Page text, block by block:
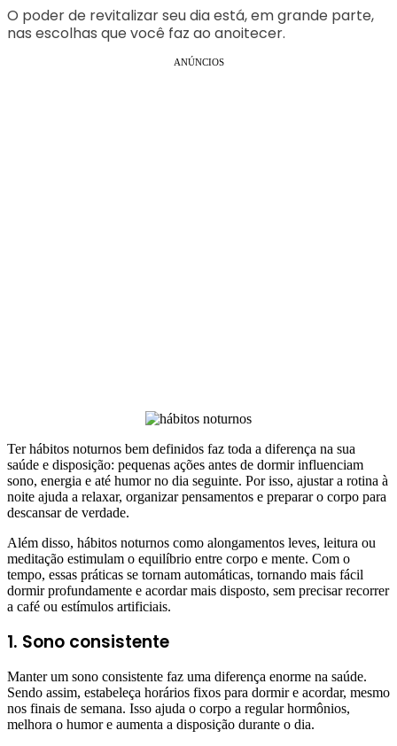
O poder de revitalizar seu dia está, em grande parte,
nas escolhas que você faz ao anoitecer.
ANÚNCIOS
Ter hábitos noturnos bem definidos faz toda a diferença na sua
saúde e disposição: pequenas ações antes de dormir influenciam
sono, energia e até humor no dia seguinte. Por isso, ajustar a rotina à
noite ajuda a relaxar, organizar pensamentos e preparar o corpo para
descansar de verdade.
Além disso, hábitos noturnos como alongamentos leves, leitura ou
meditação estimulam o equilíbrio entre corpo e mente. Com o
tempo, essas práticas se tornam automáticas, tornando mais fácil
dormir profundamente e acordar mais disposto, sem precisar recorrer
a café ou estímulos artificiais.
1. Sono consistente
Manter um sono consistente faz uma diferença enorme na saúde.
Sendo assim, estabeleça horários fixos para dormir e acordar, mesmo
nos finais de semana. Isso ajuda o corpo a regular hormônios,
melhora o humor e aumenta a disposição durante o dia.